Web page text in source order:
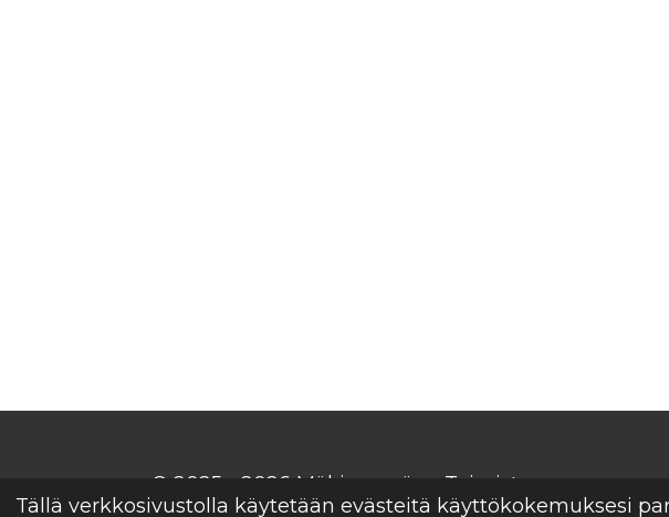
Tällä verkkosivustolla käytetään evästeitä käyttökokemuksesi
© 2025 - 2026 Mäkisenmäen Taimisto